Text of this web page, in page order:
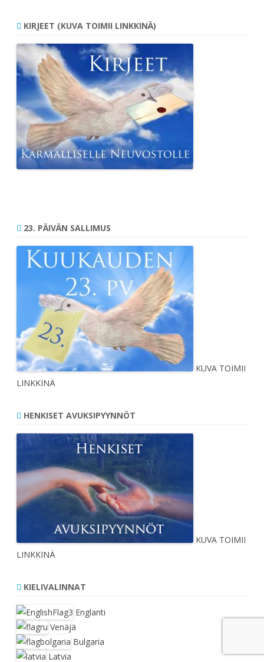
KIRJEET (KUVA TOIMII LINKKINÄ)
23. PÄIVÄN SALLIMUS
KUVA TOIMII
LINKKINÄ
HENKISET AVUKSIPYYNNÖT
KUVA TOIMII
LINKKINÄ
KIELIVALINNAT
Englanti
Venäjä
Bulgaria
Latvia